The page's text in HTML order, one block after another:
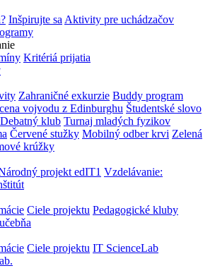
Inšpirujte sa Aktivity pre uchádzačov
Kritériá prijatia
Zahraničné exkurzie Buddy program
vojvodu z Edinburghu Študentské slovo
Debatný klub Turnaj mladých fyzikov
Červené stužky Mobilný odber krvi Zelená
krúžky
projekt edIT1 Vzdelávanie:
Ciele projektu Pedagogické kluby
Ciele projektu IT ScienceLab